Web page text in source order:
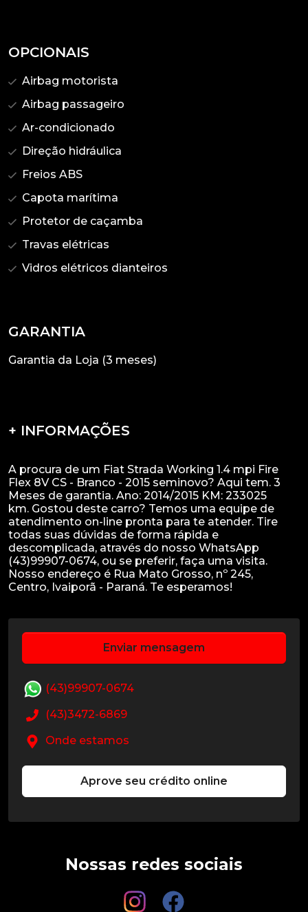
OPCIONAIS
Airbag motorista
Airbag passageiro
Ar-condicionado
Direção hidráulica
Freios ABS
Capota marítima
Protetor de caçamba
Travas elétricas
Vidros elétricos dianteiros
GARANTIA
Garantia da Loja (3 meses)
+ INFORMAÇÕES
A procura de um Fiat Strada Working 1.4 mpi Fire
Flex 8V CS - Branco - 2015 seminovo? Aqui tem. 3
Meses de garantia. Ano: 2014/2015 KM: 233025
km. Gostou deste carro? Temos uma equipe de
atendimento on-line pronta para te atender. Tire
todas suas dúvidas de forma rápida e
descomplicada, através do nosso WhatsApp
(43)99907-0674, ou se preferir, faça uma visita.
Nosso endereço é Rua Mato Grosso, nº 245,
Enviar mensagem
(43)99907-0674
(43)3472-6869
Onde estamos
Aprove seu crédito online
Nossas redes sociais